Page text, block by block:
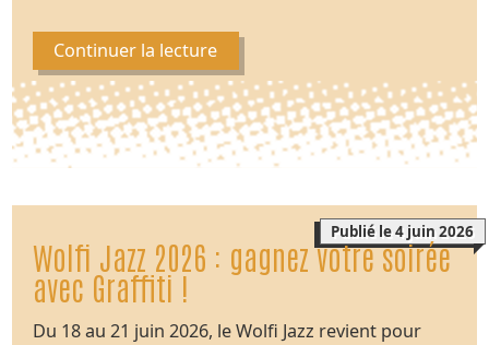
Continuer la lecture
Publié le 4 juin 2026
Wolfi Jazz 2026 : gagnez votre soirée
avec Graffiti !
Du 18 au 21 juin 2026, le Wolfi Jazz revient pour